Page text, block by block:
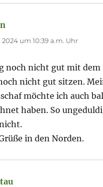
2024 um 10:39 a.m. Uhr
noch nicht gut mit dem
nicht gut sitzen.
möchte ich auch
haben. So
in den Norden.